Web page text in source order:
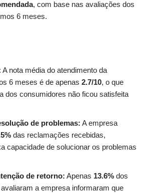
, com base nas avaliações dos
6 meses.
A nota média do atendimento da
6 meses é de apenas 2.7/10, o que
dos consumidores não ficou satisfeita
de problemas: A empresa
das reclamações recebidas,
capacidade de solucionar os problemas
de retorno: Apenas 13.6% dos
a empresa informaram que